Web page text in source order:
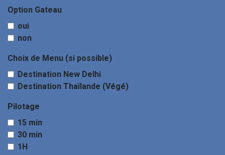
Option Gateau
oui
non
Choix de Menu (si possible)
Destination New Delhi
Destination Thaïlande (Végé)
Pilotage
15 min
30 min
1H